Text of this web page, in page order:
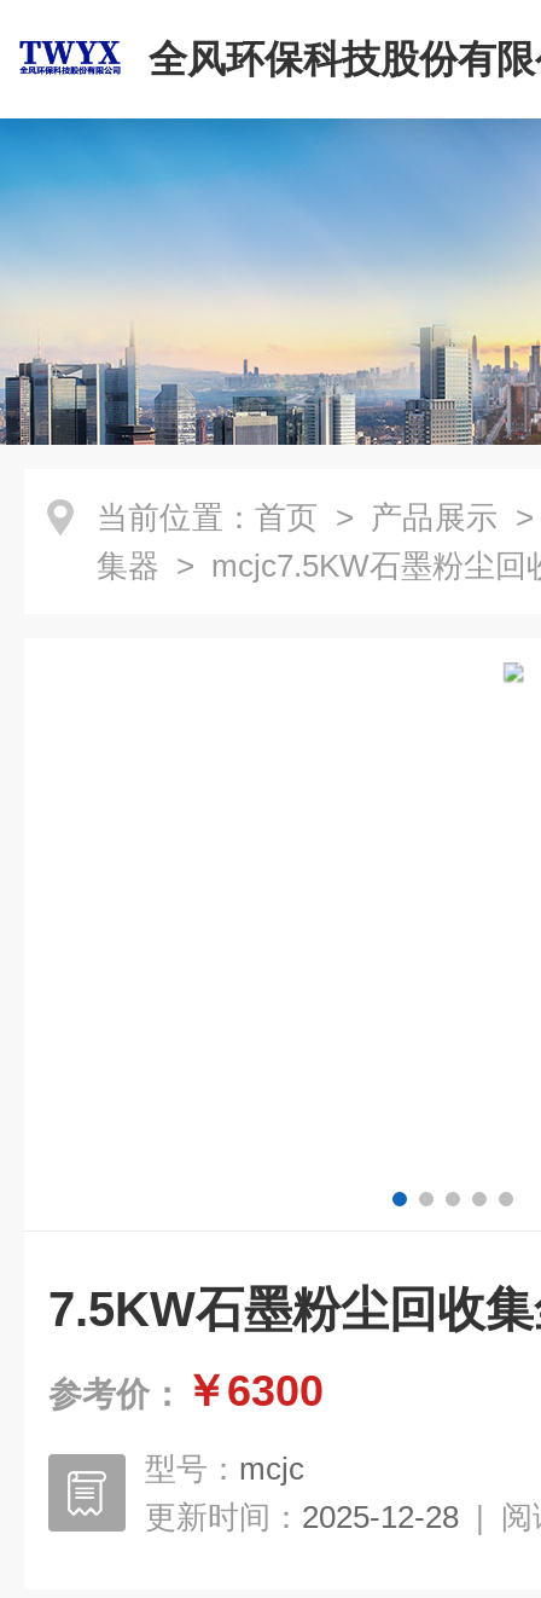
全风环保科技股份有
当前位置： 首页 > 产品展示
集器 > mcjc7.5KW石墨粉尘回
7.5KW石墨粉尘回收
参考价： ￥6300
型号： mcjc
更新时间： 2025-12-28 | 阅